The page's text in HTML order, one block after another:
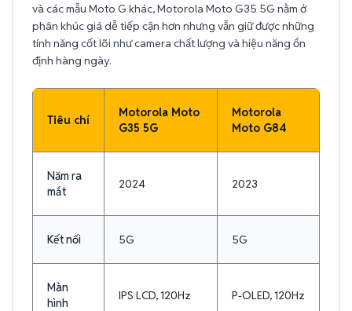
và các mẫu Moto G khác, Motorola Moto G35 5G nằm ở
phân khúc giá dễ tiếp cận hơn nhưng vẫn giữ được những
tính năng cốt lõi như camera chất lượng và hiệu năng ổn
định hàng ngày.
Tiêu chí
Motorola Moto
G35 5G
Motorola
Moto G84
Năm ra
mắt
2024 2023
Kết nối 5G 5G
Màn
hình
IPS LCD, 120Hz P-OLED, 120Hz